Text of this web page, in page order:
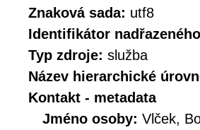
Znaková sada: utf8
Identifikátor
Typ zdroje: služba
Název hierarchické
Kontakt - metadata
Jméno osoby: Vlček,